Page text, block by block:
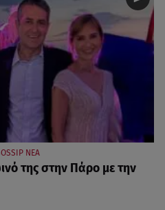
ΝΕΑ
της στην Πάρο με την